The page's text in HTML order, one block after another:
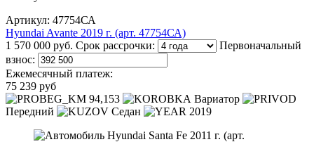
Артикул: 47754СА
Hyundai Avante 2019 г. (арт. 47754СА)
1 570 000 руб. Срок рассрочки:
Первоначальный
взнос:
Ежемесячный платеж:
75 239 руб
94,153
Вариатор
Передний
Седан 2019